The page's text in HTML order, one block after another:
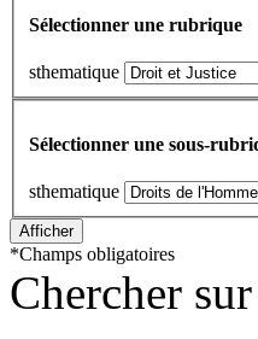
Sélectionner une rubrique
sthematique
Sélectionner une sous-
sthematique
*Champs obligatoires
Chercher